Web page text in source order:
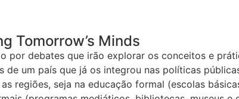
Tomorrow’s Minds
por debates que irão explorar os conceitos e
um país que já os integrou nas políticas
regiões, seja na educação formal (escolas